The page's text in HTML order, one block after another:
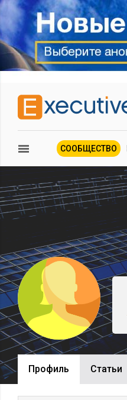
СООБЩЕСТВО
Профиль Cтатьи